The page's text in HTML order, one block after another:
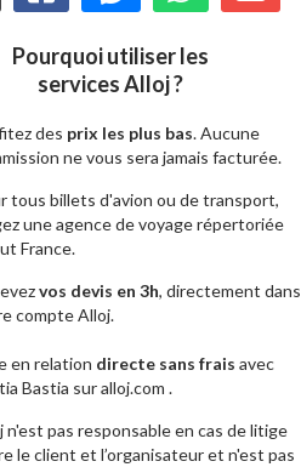
Pourquoi utiliser les
services Alloj ?
des prix les plus bas. Aucune
ne vous sera jamais facturée.
tous billets d'avion ou de transport,
une agence de voyage répertoriée
France.
vos devis en 3h, directement dans
compte Alloj.
en relation directe sans frais avec
Bastia sur alloj.com .
n'est pas responsable en cas de litige
le client et l’organisateur et n'est pas